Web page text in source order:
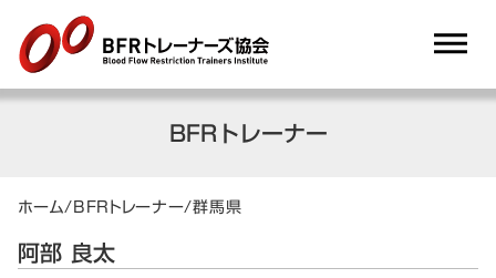
dehaze
BFRトレーナー
ホーム/BFRトレーナー/群馬県
阿部 良太